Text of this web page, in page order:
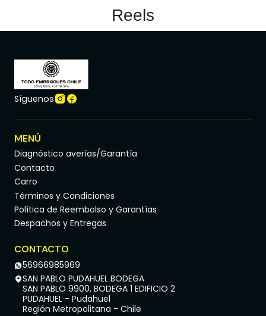
Reels
Síguenos
MENÚ
Diagnóstico averías/Garantía
Contacto
Carro
Términos y Condiciones
Política de Reembolso y Garantías
Despachos y Entregas
CONTACTO
56966985969
SAN PABLO PUDAHUEL BODEGA
SAN PABLO 9900, BODEGA 1 EDIFICIO 2
PUDAHUEL - Pudahuel
Región Metropolitana - Chile